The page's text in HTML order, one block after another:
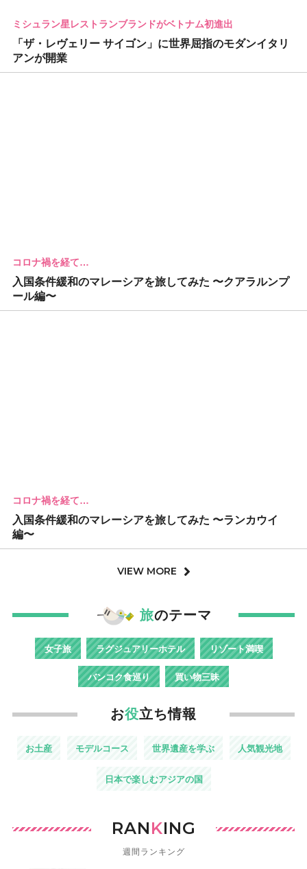
ミシュラン星レストランブランドがベトナム初進出
「ザ・レヴェリー サイゴン」に世界屈指のモダンイタリ
アンが開業
コロナ禍を経て…
入国条件緩和のマレーシアを旅してみた 〜クアラルンプ
ール編〜
コロナ禍を経て…
入国条件緩和のマレーシアを旅してみた 〜ランカウイ
編〜
VIEW MORE
旅のテーマ
女子旅 ラグジュアリーホテル リゾート満喫
バンコク食巡り 買い物三昧
お役立ち情報
お土産 モデルコース 世界遺産を学ぶ 人気観光地
日本で楽しむアジアの国
RANKING
週間ランキング